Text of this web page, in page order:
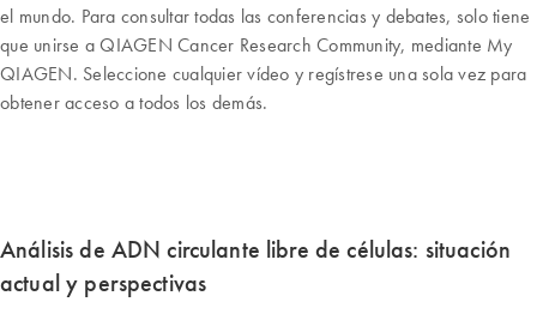
el mundo. Para consultar todas las conferencias y debates, solo tiene
que unirse a QIAGEN Cancer Research Community, mediante My
QIAGEN. Seleccione cualquier vídeo y regístrese una sola vez para
obtener acceso a todos los demás.
Análisis de ADN circulante libre de células: situación
actual y perspectivas